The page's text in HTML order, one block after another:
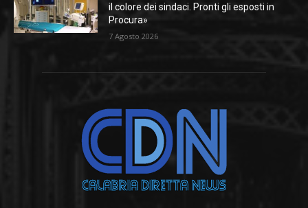
il colore dei sindaci. Pronti gli esposti in
Procura»
7 Agosto 2026